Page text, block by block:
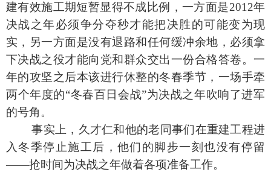
建有效施工期短暂显得不成比例，一方面是2012年
决战之年必须争分夺秒才能把决胜的可能变为现
实，另一方面是没有退路和任何缓冲余地，必须拿
下决战之役才能向党和群众交出一份合格答卷。一
年的攻坚之后本该进行休整的冬春季节，一场手牵
两个年度的“冬春百日会战”为决战之年吹响了进军
的号角。
事实上，久才仁和他的老同事们在重建工程进
入冬季停止施工后，他们的脚步一刻也没有停留
——抢时间为决战之年做着各项准备工作。